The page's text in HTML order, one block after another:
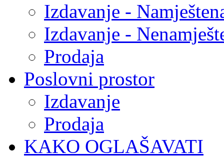
Izdavanje -
Izdavanje -
Prodaja
Poslovni prostor
Izdavanje
Prodaja
KAKO OGLAŠAVATI